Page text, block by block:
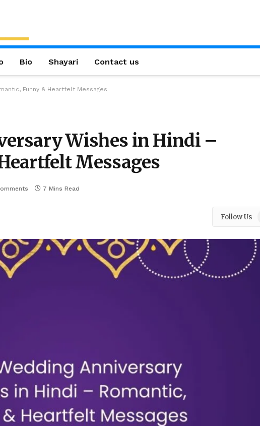
Bio Shayari Contact us
Funny & Heartfelt Messages
Wishes in Hindi –
Messages
7 Mins Read
Follow Us